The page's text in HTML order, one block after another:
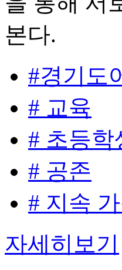
본다.
#경기도
# 교육
# 초등학
# 공존
# 지속
자세히보기